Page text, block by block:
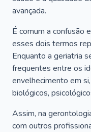
avançada.
É comum a confusão
esses dois termos
Enquanto a geriatria
frequentes entre os
envelhecimento em
biológicos,
Assim, na
com outros